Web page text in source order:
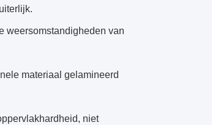
weersomstandigheden van
materiaal gelamineerd
niet